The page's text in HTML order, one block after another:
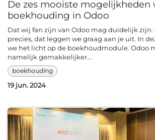
De zes mooiste mogelijkheden
boekhouding in Odoo
Dat wij fan zijn van Odoo mag duidelijk zijn.
precies, dat leggen we graag aan je uit. In
we het licht op de boekhoudmodule. Odoo
namelijk gemakkelijker...
boekhouding
19 jun. 2024